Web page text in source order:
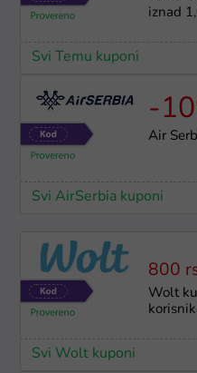
iznad
Svi Temu kuponi
-
Air
Svi AirSerbia kuponi
800
Wolt
Svi Wolt kuponi